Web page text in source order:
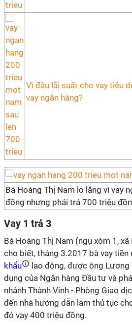
Vì đâu lãi suất cho vay tiêu
vay ngân hàng?
Bà Hoàng Thị Nam lo lắng vì vay
đồng nhưng phải trả 700 triệu
Vay 1 trả 3
Bà Hoàng Thị Nam (ngụ xóm 1, xã
cho biết, tháng 3.2017 bà vay tiền
khẩu
lao động, được ông
dụng của Ngân hàng Đầu tư và
nhánh Thành Vinh - Phòng Giao
đến nhà hướng dẫn làm thủ tục
đỏ vay 400 triệu đồng.